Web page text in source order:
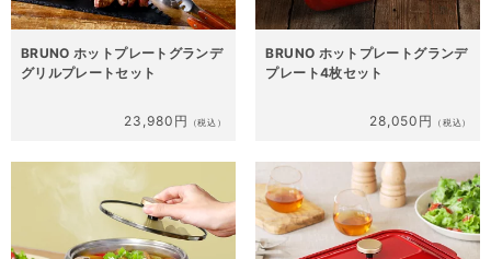
BRUNO ホットプレートグランデ
グリルプレートセット
23,980円 （税込）
BRUNO ホットプレートグランデ
プレート4枚セット
28,050円 （税込）